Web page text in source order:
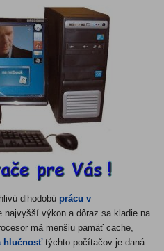
dlhodobú prácu v
najvyšší výkon a dôraz sa kladie na
má menšiu pamäť cache,
hlučnosťtýchto počítačov je daná